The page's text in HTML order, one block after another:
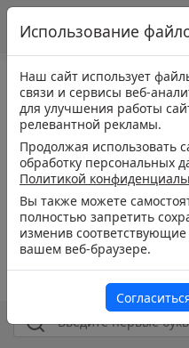
Использование
Наш сайт использует
связи и сервисы веб-
для улучшения работы
релевантной рекламы.
Продолжая использовать
обработку персональных
Политикой
Вы также можете
полностью запретить
изменив
вашем веб-браузере.